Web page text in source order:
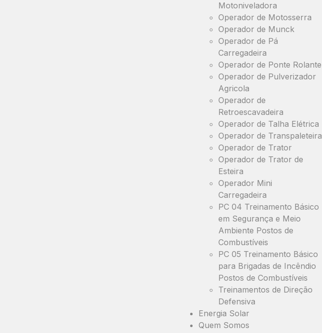
Motoniveladora
Operador de Motosserra
Operador de Munck
Operador de Pá
Carregadeira
Operador de Ponte Rolante
Operador de Pulverizador
Agricola
Operador de
Retroescavadeira
Operador de Talha Elétrica
Operador de Transpaleteira
Operador de Trator
Operador de Trator de
Esteira
Operador Mini
Carregadeira
PC 04 Treinamento Básico
em Segurança e Meio
Ambiente Postos de
Combustíveis
PC 05 Treinamento Básico
para Brigadas de Incêndio
Postos de Combustíveis
Treinamentos de Direção
Defensiva
Energia Solar
Quem Somos